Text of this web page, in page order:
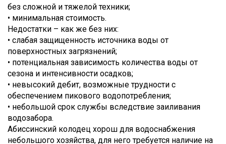
без сложной и тяжелой техники;
• минимальная стоимость.
Недостатки – как же без них:
• слабая защищенность источника воды от
поверхностных загрязнений;
• потенциальная зависимость количества воды от
сезона и интенсивности осадков;
• невысокий дебит, возможные трудности с
обеспечением пикового водопотребления;
• небольшой срок службы вследствие заиливания
водозабора.
Абиссинский колодец хорош для водоснабжения
небольшого хозяйства, для него требуется наличие на